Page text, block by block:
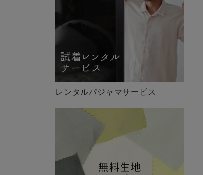
レンタルパジャマサービス